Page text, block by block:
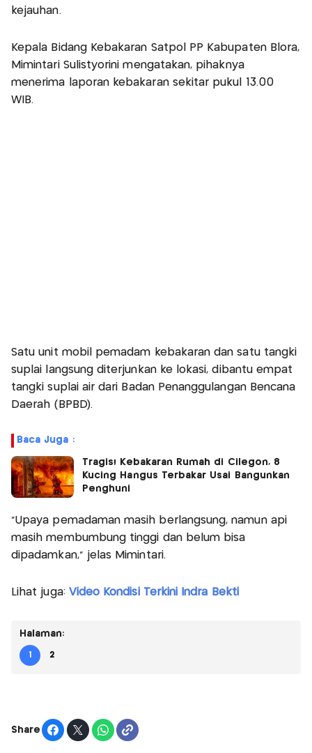
kejauhan.
Kepala Bidang Kebakaran Satpol PP Kabupaten Blora,
Mimintari Sulistyorini mengatakan, pihaknya
menerima laporan kebakaran sekitar pukul 13.00
WIB.
Satu unit mobil pemadam kebakaran dan satu tangki
suplai langsung diterjunkan ke lokasi, dibantu empat
tangki suplai air dari Badan Penanggulangan Bencana
Daerah (BPBD).
Baca Juga :
Tragis! Kebakaran Rumah di Cilegon, 8
Kucing Hangus Terbakar Usai Bangunkan
Penghuni
“Upaya pemadaman masih berlangsung, namun api
masih membumbung tinggi dan belum bisa
dipadamkan,” jelas Mimintari.
Lihat juga: Video Kondisi Terkini Indra Bekti
Halaman:
1 2
Share